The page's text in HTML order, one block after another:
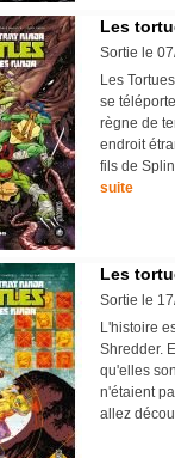
Les
Sortie le
Les
se
règne de
endroit
fils de
suite
Les
Sortie le
L'histoire
Shredder.
qu'elles
n'étaient
allez